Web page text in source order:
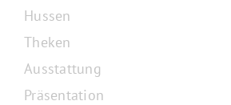
Hussen
Theken
Ausstattung
Präsentation